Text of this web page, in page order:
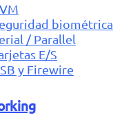
biométrica
/ Parallel
E/S
y Firewire